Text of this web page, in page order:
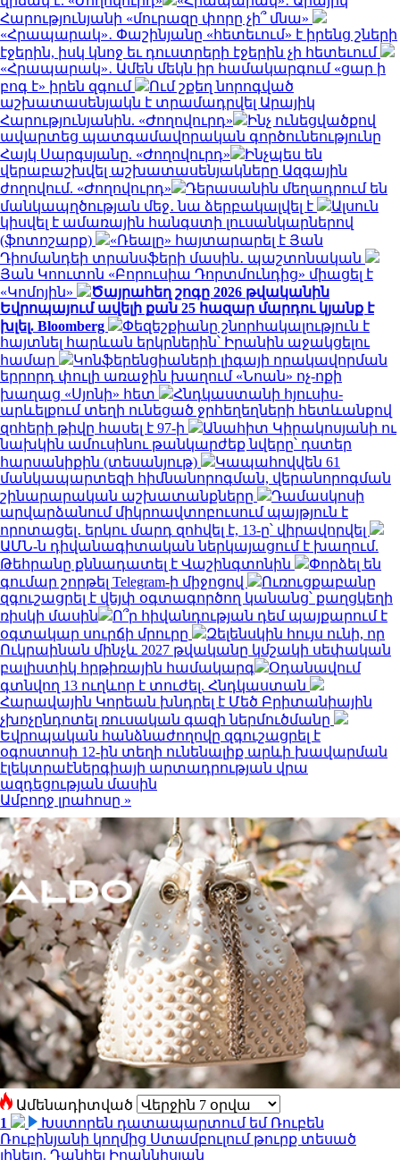
Հարությունյանի «մուրազը փորը չի՞ մնա»
«Հրապարակ»․ Փաշինյանը «հետեւում» է իրենց շների
էջերին, իսկ կնոջ եւ դուստրերի էջերին չի հետեւում
«Հրապարակ»․ Ամեն մեկն իր համակարգում «ցար ի
բոգ է» իրեն զգում
Ում շքեղ նորոգված
աշխատասենյակն է տրամադրվել Արայիկ
Հարությունյանին. «Ժողովուրդ»
Ինչ ունեցվածքով
ավարտեց պատգամավորական գործունեությունը
Հայկ Սարգսյանը. «Ժողովուրդ»
Ինչպես են
վերաբաշխվել աշխատասենյակները Ազգային
ժողովում. «Ժողովուրդ»
Դերասանին մեղադրում են
մանկապղծության մեջ․ նա ձերբակալվել է
Ալսուն
կիսվել է ամառային հանգստի լուսանկարներով
(ֆոտոշարք)
«Ռեալը» հայտարարել է Յան
Դիոմանդեի տրանսֆերի մասին․ պաշտոնական
Յան Կոուտոն «Բորուսիա Դորտմունդից» միացել է
«Կոմոյին»
Ծայրահեղ շոգը 2026 թվականին
Եվրոպայում ավելի քան 25 հազար մարդու կյանք է
խլել. Bloomberg
Փեզեշքիանը շնորհակալություն է
հայտնել հարևան երկրներին՝ Իրանին աջակցելու
համար
Կոնֆերենցիաների լիգայի որակավորման
երրորդ փուլի առաջին խաղում «Նոան» ոչ-ոքի
խաղաց «Սյոնի» հետ
Հնդկաստանի հյուսիս-
արևելքում տեղի ունեցած ջրհեղեղների հետևանքով
զոհերի թիվը հասել է 97-ի
Անահիտ Կիրակոսյանի ու
նախկին ամուսինու թանկարժեք նվերը՝ դստեր
հարսանիքին (տեսանյութ)
Կապահովվեն 61
մանկապարտեզի հիմնանորոգման, վերանորոգման
շինարարական աշխատանքները
Դամասկոսի
արվարձանում միկրոավտոբուսում պայթյուն է
որոտացել․ երկու մարդ զոհվել է, 13-ը՝ վիրավորվել
ԱՄՆ-ն դիվանագիտական ներկայացում է խաղում.
Թեհրանը քննադատել է Վաշինգտոնին
Փորձել են
գումար շորթել Telegram-ի միջոցով
Ուռուցքաբանը
զգուշացրել է վեյփ օգտագործող կանանց՝ քաղցկեղի
ռիսկի մասին
Ո՞ր հիվանդության դեմ պայքարում է
օգտակար սուրճի մրուրը
Զելենսկին հույս ունի, որ
Ուկրաինան մինչև 2027 թվականը կմշակի սեփական
բալիստիկ հրթիռային համակարգ
Օդանավում
գտնվող 13 ուղևոր է տուժել. Հնդկաստան
Հարավային Կորեան խնդրել է Մեծ Բրիտանիային
չխոչընդոտել ռուսական գազի ներմուծմանը
Եվրոպական հանձնաժողովը զգուշացրել է
օգոստոսի 12-ին տեղի ունենալիք արևի խավարման
էլեկտրաէներգիայի արտադրության վրա
ազդեցության մասին
Ամբողջ լրահոսը »
Ամենադիտված
1
Խստորեն դատապարտում եմ Ռուբեն
Ռուբինյանի կողմից Ստամբուլում թուրք տեսած
լինելը. Դանիել Իոաննիսյան